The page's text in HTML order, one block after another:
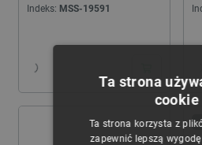
Indeks: MSS-19591
Ta strona
cookie
Ta strona korzysta z
zapewnić lepszą